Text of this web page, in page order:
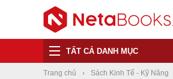
TẤT CẢ DANH MỤC
Trang chủ Sách Kinh Tế - Kỹ Năng